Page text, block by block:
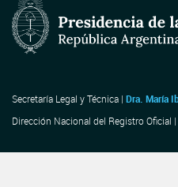
Secretaría Legal y Técnica | Dra. María
Dirección Nacional del Registro Oficial |